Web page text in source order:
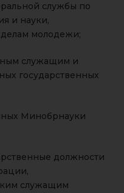
службы по
и науки,
делам молодежи;
служащим и
государственных
Минобрнауки
должности
служащим